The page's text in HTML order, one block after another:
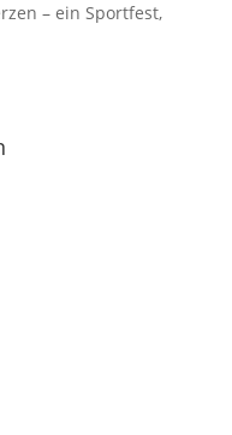
– ein Sportfest,